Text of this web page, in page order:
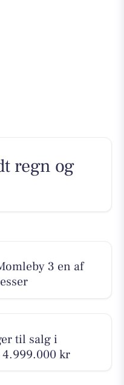
regn og
3 en af
til salg i
kr